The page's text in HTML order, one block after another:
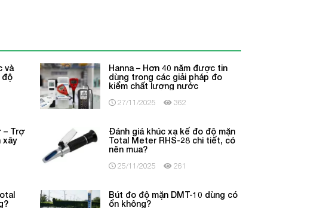
và
độ
Hanna – Hơn 40 năm được tin
dùng trong các giải pháp đo
kiểm chất lượng nước
27/11/2025 362
– Trợ
xây
Đánh giá khúc xạ kế đo độ mặn
Total Meter RHS-28 chi tiết, có
nên mua?
25/11/2025 261
Bút đo độ mặn DMT-10 dùng có
ổn không?